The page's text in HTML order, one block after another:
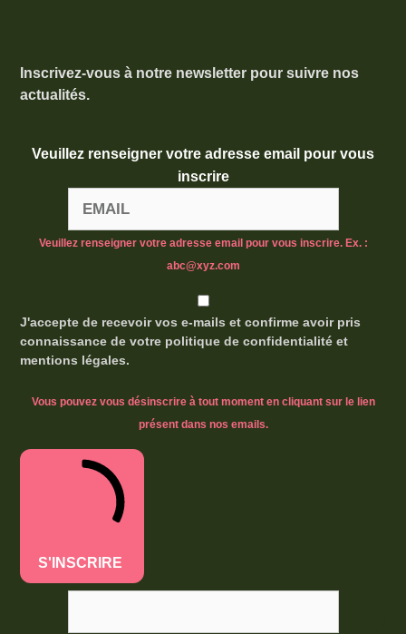
Inscrivez-vous à notre newsletter pour suivre nos
actualités.
Veuillez renseigner votre adresse email pour vous
inscrire
Veuillez renseigner votre adresse email pour vous inscrire. Ex. :
abc@xyz.com
J'accepte de recevoir vos e-mails et confirme avoir pris
connaissance de votre politique de confidentialité et
mentions légales.
Vous pouvez vous désinscrire à tout moment en cliquant sur le lien
présent dans nos emails.
S'INSCRIRE